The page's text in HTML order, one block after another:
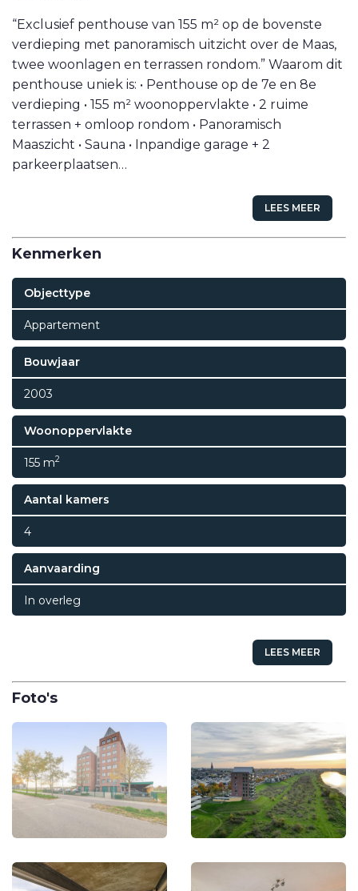
“Exclusief penthouse van 155 m² op de bovenste
verdieping met panoramisch uitzicht over de Maas,
twee woonlagen en terrassen rondom.” Waarom dit
penthouse uniek is: • Penthouse op de 7e en 8e
verdieping • 155 m² woonoppervlakte • 2 ruime
terrassen + omloop rondom • Panoramisch
Maaszicht • Sauna • Inpandige garage + 2
parkeerplaatsen…
LEES MEER
Kenmerken
Objecttype
Appartement
Bouwjaar
2003
Woonoppervlakte
155 m2
Aantal kamers
4
Aanvaarding
In overleg
LEES MEER
Foto's